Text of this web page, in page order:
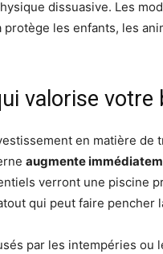
dissuasive. Les
les enfants, les
valorise votre
en matière de
augmente
verront une piscine
qui peut faire pencher
par les intempéries ou